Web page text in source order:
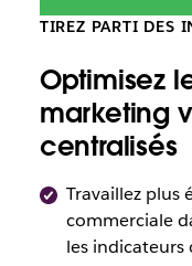
TIREZ PARTI DES
Optimisez
marketing
centralisés
Travaillez plus
commerciale
les